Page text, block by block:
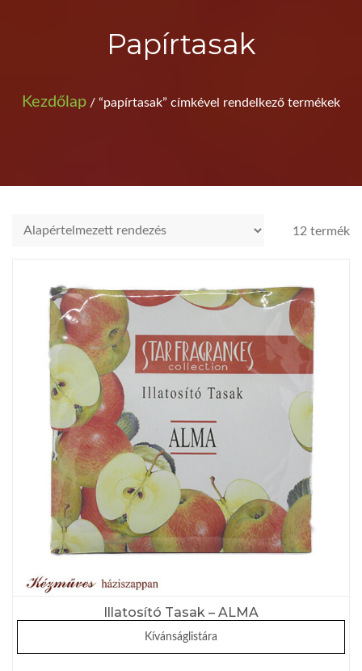
Papírtasak
Kezdőlap / “papírtasak” címkével rendelkező termékek
12 termék
Illatosító Tasak – ALMA
Kívánságlistára